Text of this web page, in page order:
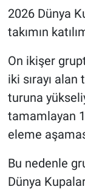
2026 Dünya
takımın
On ikişer
iki sırayı
turuna
tamamlayan
eleme
Bu nedenle
Dünya